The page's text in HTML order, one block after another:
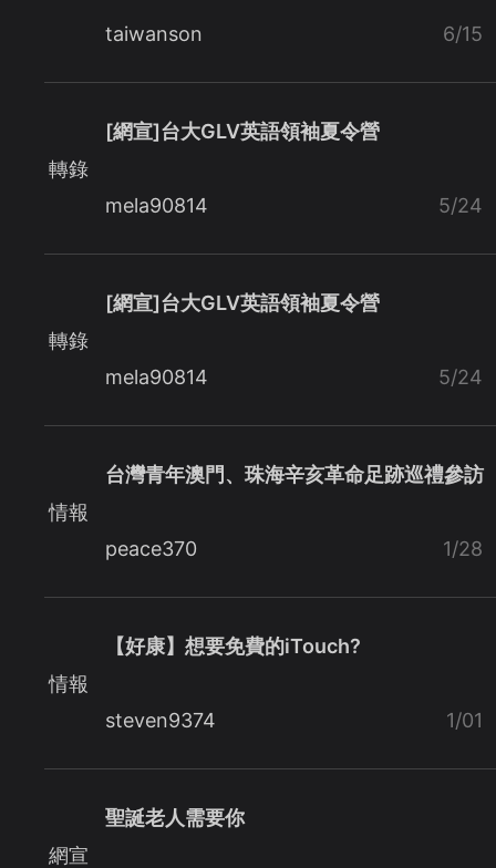
taiwanson 6/15
轉錄
[網宣]台大GLV英語領袖夏令營
mela90814 5/24
轉錄
[網宣]台大GLV英語領袖夏令營
mela90814 5/24
情報
台灣青年澳門、珠海辛亥革命足跡巡禮參訪
peace370 1/28
情報
【好康】想要免費的iTouch?
steven9374 1/01
網宣
聖誕老人需要你